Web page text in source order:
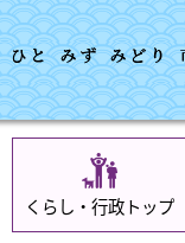
くらし・行政トップ